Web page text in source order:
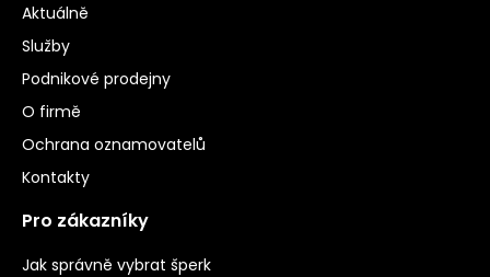
Aktuálně
Služby
Podnikové prodejny
O firmě
Ochrana oznamovatelů
Kontakty
Pro zákazníky
Jak správně vybrat šperk